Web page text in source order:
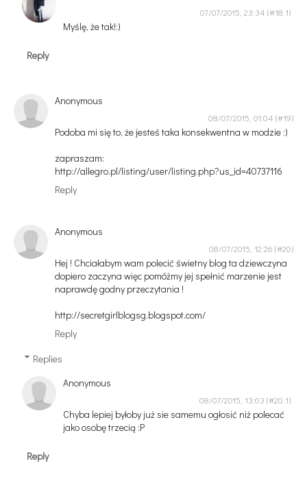
07/07/2015, 23:34
Myślę, że tak!:)
Reply
Anonymous
08/07/2015, 01:04
Podoba mi się to, że jesteś taka konsekwentna w modzie :)
zapraszam:
http://allegro.pl/listing/user/listing.php?us_id=40737116
Reply
Anonymous
08/07/2015, 12:26
Hej ! Chciałabym wam polecić świetny blog ta dziewczyna
dopiero zaczyna więc pomóżmy jej spełnić marzenie jest
naprawdę godny przeczytania !
http://secretgirlblogsg.blogspot.com/
Reply
Replies
Anonymous
08/07/2015, 13:03
Chyba lepiej byłoby już sie samemu ogłosić niż polecać
jako osobę trzecią :P
Reply